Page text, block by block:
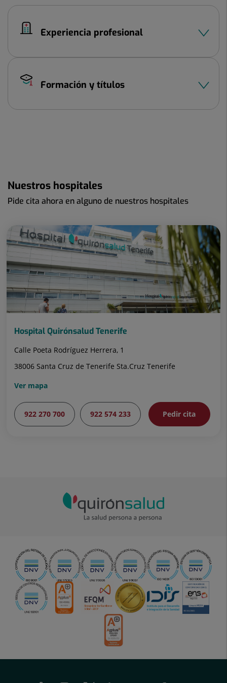
Experiencia profesional
Formación y títulos
Nuestros hospitales
Pide cita ahora en alguno de nuestros hospitales
Hospital Quirónsalud Tenerife
Calle Poeta Rodríguez Herrera, 1
38006 Santa Cruz de Tenerife Sta.Cruz Tenerife
Ver mapa
922 270 700 922 574 233 Pedir cita